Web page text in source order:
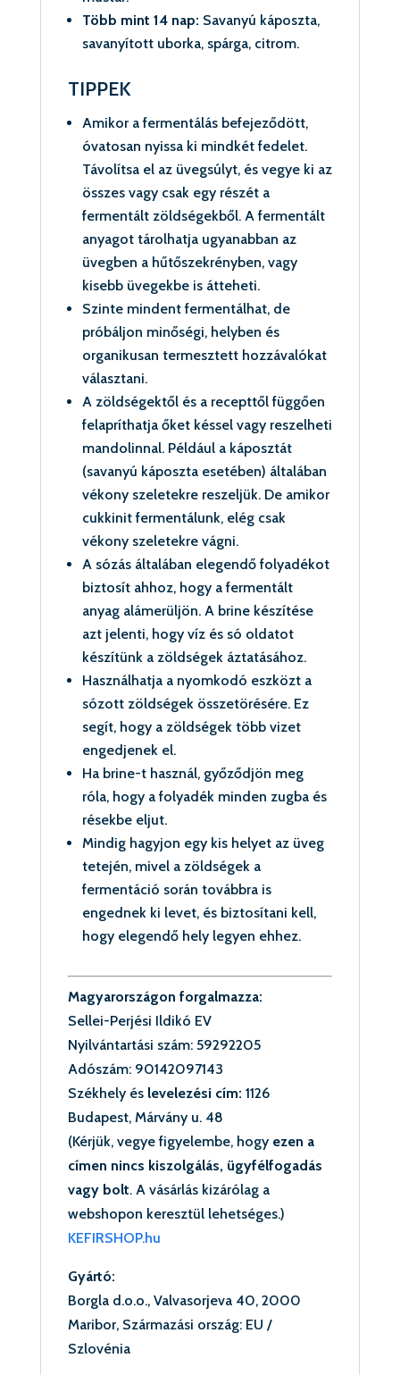
Több mint 14 nap: Savanyú káposzta,
savanyított uborka, spárga, citrom.
TIPPEK
Amikor a fermentálás befejeződött,
óvatosan nyissa ki mindkét fedelet.
Távolítsa el az üvegsúlyt, és vegye ki az
összes vagy csak egy részét a
fermentált zöldségekből. A fermentált
anyagot tárolhatja ugyanabban az
üvegben a hűtőszekrényben, vagy
kisebb üvegekbe is átteheti.
Szinte mindent fermentálhat, de
próbáljon minőségi, helyben és
organikusan termesztett hozzávalókat
választani.
A zöldségektől és a recepttől függően
felapríthatja őket késsel vagy reszelheti
mandolinnal. Például a káposztát
(savanyú káposzta esetében) általában
vékony szeletekre reszeljük. De amikor
cukkinit fermentálunk, elég csak
vékony szeletekre vágni.
A sózás általában elegendő folyadékot
biztosít ahhoz, hogy a fermentált
anyag alámerüljön. A brine készítése
azt jelenti, hogy víz és só oldatot
készítünk a zöldségek áztatásához.
Használhatja a nyomkodó eszközt a
sózott zöldségek összetörésére. Ez
segít, hogy a zöldségek több vizet
engedjenek el.
Ha brine-t használ, győződjön meg
róla, hogy a folyadék minden zugba és
résekbe eljut.
Mindig hagyjon egy kis helyet az üveg
tetején, mivel a zöldségek a
fermentáció során továbbra is
engednek ki levet, és biztosítani kell,
hogy elegendő hely legyen ehhez.
Magyarországon forgalmazza:
Sellei-Perjési Ildikó EV
Nyilvántartási szám: 59292205
Adószám: 90142097143
Székhely éslevelezési cím: 1126
Budapest, Márvány u. 48
(Kérjük, vegye figyelembe, hogy ezen a
címen nincs kiszolgálás, ügyfélfogadás
vagy bolt. A vásárlás kizárólag a
webshopon keresztül lehetséges.)
KEFIRSHOP.hu
Gyártó:
Borgla d.o.o., Valvasorjeva 40, 2000
Maribor, Származási ország: EU /
Szlovénia